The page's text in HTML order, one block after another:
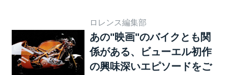
ロレンス編集部
あの"映画"のバイクとも関
係がある、ビューエル初作
の興味深いエピソードをご